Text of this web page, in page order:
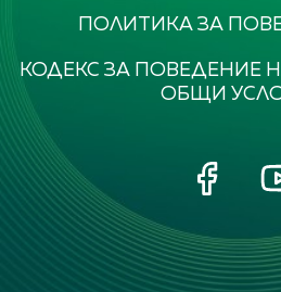
ПОЛИТИКА ЗА
КОДЕКС ЗА ПОВЕДЕНИЕ
ОБЩИ